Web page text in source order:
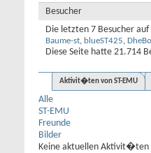
Besucher
Die letzten 7 Besucher auf
Baume-st, blueST425,
Diese Seite hatte 21.714
Aktivit�ten von ST-EMU
Alle
ST-EMU
Freunde
Bilder
Keine aktuellen Aktivit�ten